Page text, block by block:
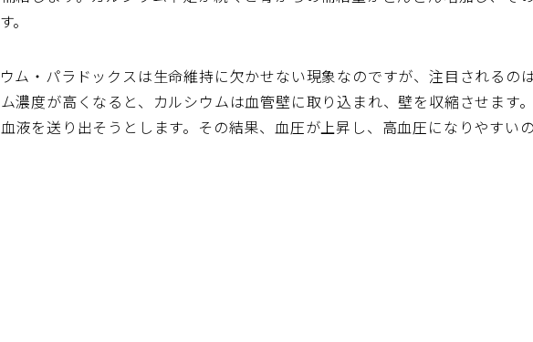
。
ム・パラドックスは生命維持に欠かせない現象なのですが、注目されるの
濃度が高くなると、カルシウムは血管壁に取り込まれ、壁を収縮させます
液を送り出そうとします。その結果、血圧が上昇し、高血圧になりやすいの